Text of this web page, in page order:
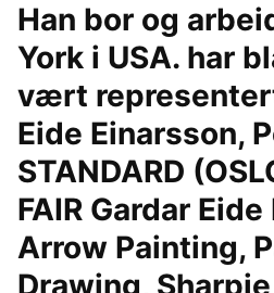
Han bor og
York i USA. har
vært
Eide Einarsson,
STANDARD
FAIR Gardar
Arrow Painting,
Drawing,